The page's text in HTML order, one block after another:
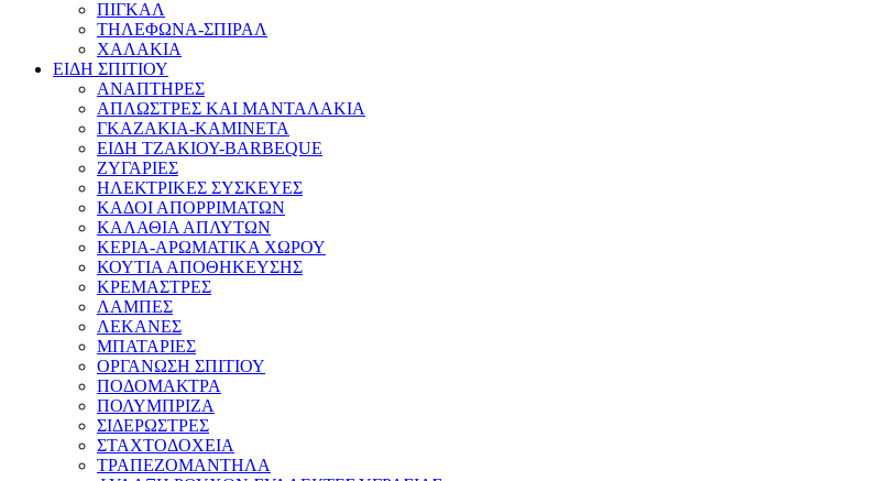
ΠΙΓΚΑΛ
ΤΗΛΕΦΩΝΑ-ΣΠΙΡΑΛ
ΧΑΛΑΚΙΑ
ΕΙΔΗ ΣΠΙΤΙΟΥ
ΑΝΑΠΤΗΡΕΣ
ΑΠΛΩΣΤΡΕΣ ΚΑΙ ΜΑΝΤΑΛΑΚΙΑ
ΓΚΑΖΑΚΙΑ-ΚΑΜΙΝΕΤΑ
ΕΙΔΗ ΤΖΑΚΙΟΥ-BARBEQUE
ΖΥΓΑΡΙΕΣ
ΗΛΕΚΤΡΙΚΕΣ ΣΥΣΚΕΥΕΣ
ΚΑΔΟΙ ΑΠΟΡΡΙΜΑΤΩΝ
ΚΑΛΑΘΙΑ ΑΠΛΥΤΩΝ
ΚΕΡΙΑ-ΑΡΩΜΑΤΙΚΑ ΧΩΡΟΥ
ΚΟΥΤΙΑ ΑΠΟΘΗΚΕΥΣΗΣ
ΚΡΕΜΑΣΤΡΕΣ
ΛΑΜΠΕΣ
ΛΕΚΑΝΕΣ
ΜΠΑΤΑΡΙΕΣ
ΟΡΓΑΝΩΣΗ ΣΠΙΤΙΟΥ
ΠΟΔΟΜΑΚΤΡΑ
ΠΟΛΥΜΠΡΙΖΑ
ΣΙΔΕΡΩΣΤΡΕΣ
ΣΤΑΧΤΟΔΟΧΕΙΑ
ΤΡΑΠΕΖΟΜΑΝΤΗΛΑ